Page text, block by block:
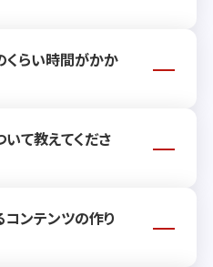
くらい時間がかか
は約2週間ほどお時
す。ただし、お客さ
はお気軽にお問い合
て教えてくださ
ード獲得を継続的に
発でご利用いただけ
ンテンツの作り